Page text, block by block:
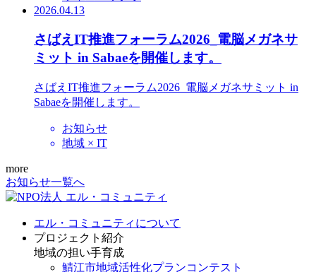
2026.04.13
さばえIT推進フォーラム2026_電脳メガネサ
ミット in Sabaeを開催します。
さばえIT推進フォーラム2026_電脳メガネサミット in
Sabaeを開催します。
お知らせ
地域 × IT
more
お知らせ一覧へ
エル・コミュニティについて
プロジェクト紹介
地域の担い手育成
鯖江市地域活性化プランコンテスト